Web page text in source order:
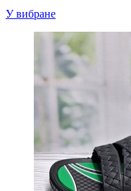
У вибране